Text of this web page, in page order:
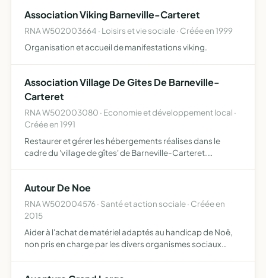
Association Viking Barneville-Carteret
RNA W502003664 · Loisirs et vie sociale · Créée en 1999
Organisation et accueil de manifestations viking.
Association Village De Gites De Barneville-
Carteret
RNA W502003080 · Economie et développement local ·
Créée en 1991
Restaurer et gérer les hébergements réalises dans le
cadre du 'village de gîtes' de Barneville-Carteret.
Autour De Noe
RNA W502004576 · Santé et action sociale · Créée en
2015
Aider à l'achat de matériel adaptés au handicap de Noë,
non pris en charge par les divers organismes sociaux